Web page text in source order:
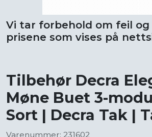
Vi tar forbehold om feil
prisene som vises på
Tilbehør Decra
Møne Buet 3-
Sort | Decra Tak |
Varenummer: 231602